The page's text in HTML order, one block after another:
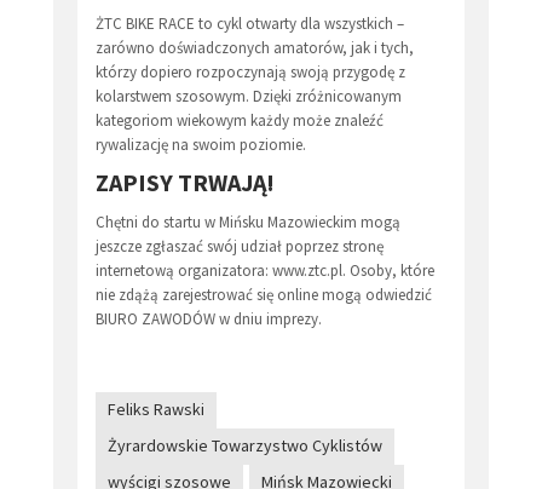
ŻTC BIKE RACE to cykl otwarty dla wszystkich –
zarówno doświadczonych amatorów, jak i tych,
którzy dopiero rozpoczynają swoją przygodę z
kolarstwem szosowym. Dzięki zróżnicowanym
kategoriom wiekowym każdy może znaleźć
rywalizację na swoim poziomie.
ZAPISY TRWAJĄ!
Chętni do startu w Mińsku Mazowieckim mogą
jeszcze zgłaszać swój udział poprzez stronę
internetową organizatora: www.ztc.pl. Osoby, które
nie zdążą zarejestrować się online mogą odwiedzić
BIURO ZAWODÓW w dniu imprezy.
Feliks Rawski
Żyrardowskie Towarzystwo Cyklistów
wyścigi szosowe
Mińsk Mazowiecki